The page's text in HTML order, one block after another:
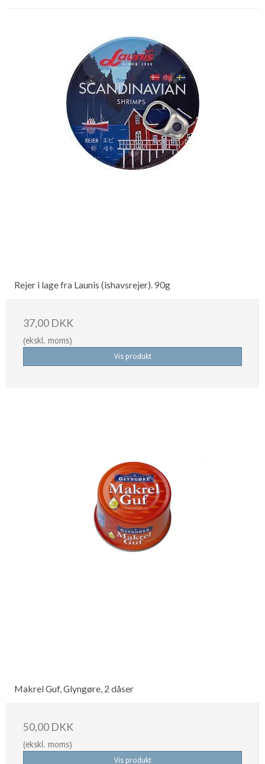
Rejer i lage fra Launis (ishavsrejer). 90g
37,00 DKK
(ekskl. moms)
Vis produkt
Makrel Guf, Glyngøre, 2 dåser
50,00 DKK
(ekskl. moms)
Vis produkt